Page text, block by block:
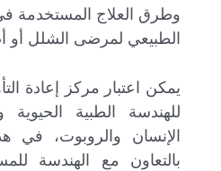
وطرق العلاج المستخدمة في
الطبيعي لمرضى الشلل أو
يمكن اعتبار مركز إعادة
للهندسة الطبية
الإنسان والروبوت، في
بالتعاون مع الهندسة